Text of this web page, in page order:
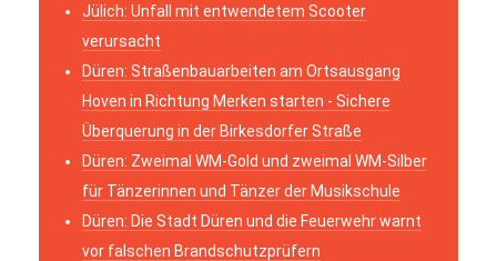
Jülich: Unfall mit entwendetem Scooter
verursacht
Düren: Straßenbauarbeiten am Ortsausgang
Hoven in Richtung Merken starten - Sichere
Überquerung in der Birkesdorfer Straße
Düren: Zweimal WM-Gold und zweimal WM-Silber
für Tänzerinnen und Tänzer der Musikschule
Düren: Die Stadt Düren und die Feuerwehr warnt
vor falschen Brandschutzprüfern